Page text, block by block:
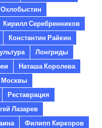
Кирилл Серебренников
Константин Райкин
Лонгриды
Наташа Королева
Москвы
Реставрация
Лазарев
Филипп Киркоров